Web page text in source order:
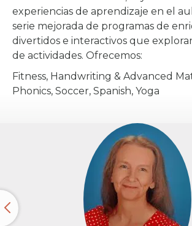
experiencias de aprendizaje en el
serie mejorada de programas de
divertidos e interactivos que
de actividades. Ofrecemos:
Fitness, Handwriting & Advanced
Phonics, Soccer, Spanish, Yoga